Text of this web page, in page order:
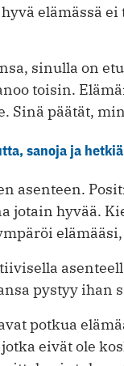
elämässä
sinulla on
toisin.
Sinä päätät,
sanoja ja hetkiä
asenteen.
jotain hyvää.
pystyy
potkua
eivät ole